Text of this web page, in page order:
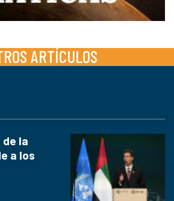
ARTÍCULOS
la
a los